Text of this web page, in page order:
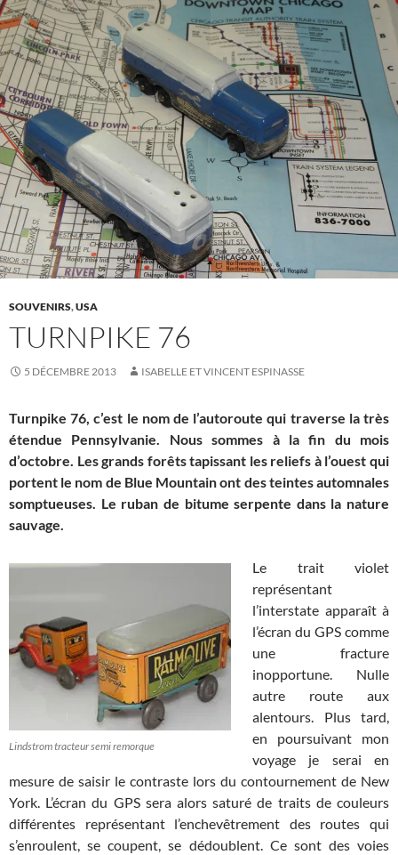
SOUVENIRS,USA
TURNPIKE 76
5 DÉCEMBRE 2013 ISABELLE ET VINCENT ESPINASSE
Turnpike 76, c’est le nom de l’autoroute qui traverse la très
étendue Pennsylvanie. Nous sommes à la fin du mois
d’octobre. Les grands forêts tapissant les reliefs à l’ouest qui
portent le nom de Blue Mountain ont des teintes automnales
somptueuses. Le ruban de bitume serpente dans la nature
sauvage.
Lindstrom tracteur semi remorque
Le trait violet
représentant
l’interstate apparaît à
l’écran du GPS comme
une fracture
inopportune. Nulle
autre route aux
alentours. Plus tard,
en poursuivant mon
voyage je serai en
mesure de saisir le contraste lors du contournement de New
York. L’écran du GPS sera alors saturé de traits de couleurs
différentes représentant l’enchevêtrement des routes qui
s’enroulent, se coupent, se dédoublent. Ce sont des voies